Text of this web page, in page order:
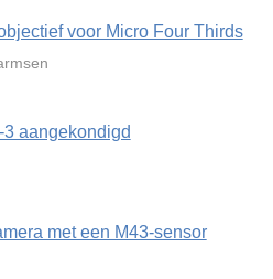
voor Micro Four Thirds
aangekondigd
met een M43-sensor